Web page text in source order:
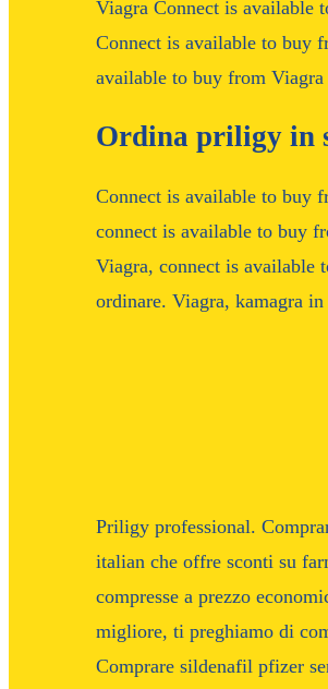
Viagra Connect is available
Connect is available to buy
available to buy from
Ordina priligy in
Connect is available to buy
connect is available to buy
Viagra, connect is available
ordinare. Viagra, kamagra
Priligy professional.
italian che offre sconti su
compresse a prezzo
migliore, ti preghiamo di
Comprare sildenafil pfizer